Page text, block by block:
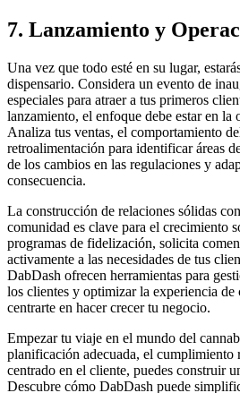
7. Lanzamiento y
Una vez que todo esté en su lugar,
dispensario. Considera un evento de
especiales para atraer a tus primeros
lanzamiento, el enfoque debe estar en la
Analiza tus ventas, el comportamiento
retroalimentación para identificar áreas
de los cambios en las regulaciones y
consecuencia.
La construcción de relaciones sólidas
comunidad es clave para el crecimiento
programas de fidelización, solicita
activamente a las necesidades de tus
DabDash ofrecen herramientas para
los clientes y optimizar la experiencia de
centrarte en hacer crecer tu negocio.
Empezar tu viaje en el mundo del
planificación adecuada, el cumplimiento
centrado en el cliente, puedes construir
Descubre cómo DabDash puede